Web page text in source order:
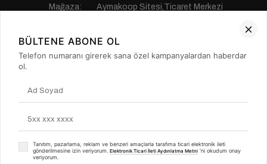
Mağaza:
Aymakoop Sitesi,Ticaret Merkezi
Telefon:
0850 441 55 77
E-mail:
musterihizmetleri@saillakers.com.tr
MÜŞTERİ HİZMETLERİ
BÜLTENE ABONE OL
Telefon numaranı girerek sana özel kampanyalardan haberdar
ol.
Tanıtım, pazarlama, reklam ve benzeri amaçlarla tarafıma ticari elektronik ileti
gönderilmesine izin veriyorum. Elektronik Ticari İleti Aydınlatma Metni 'ni okudum onay
veriyorum.